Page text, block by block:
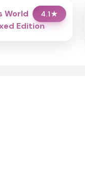
4.1★
World
Edition